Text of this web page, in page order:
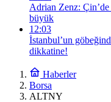
Adrian Zenz: Çin’de
büyük
12:03
İstanbul’un
dikkatine!
Haberler
Borsa
ALTNY